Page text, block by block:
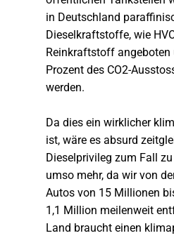
in Deutschland
Dieselkraftstoffe, wie
Reinkraftstoff
Prozent des CO2-
werden.
Da dies ein wirklicher
ist, wäre es absurd
Dieselprivileg zum Fall
umso mehr, da wir von
Autos von 15 Millionen
1,1 Million meilenweit
Land braucht einen